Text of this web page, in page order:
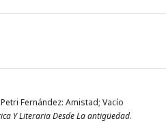
Fernández: Amistad; Vacío
Y Literaria Desde La antigüedad.